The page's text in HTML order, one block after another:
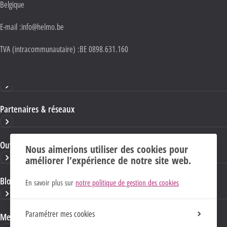
Belgique
E-mail :info@helmo.be
TVA (intracommunautaire) :BE 0898.631.160
Partenaires & réseaux
Ouvrages & publications
Blogs & sites HELMo
Mentions Légales
Nous aimerions utiliser des cookies pour
améliorer l’expérience de notre site web.
En savoir plus sur notre politique de gestion des cookies
Paramétrer mes cookies